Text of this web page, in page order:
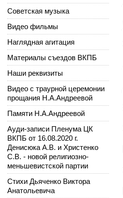
Советская музыка
Видео фильмы
Наглядная агитация
Материалы съездов ВКПБ
Наши реквизиты
Видео с траурной церемонии
прощания Н.А.Андреевой
Памяти Н.А.Андреевой
Ауди-записи Пленума ЦК
ВКПБ от 16.08.2020 г.
Денисюка А.В. и Христенко
С.В. - новой религиозно-
меньшевистской партии
Стихи Дьяченко Виктора
Анатольевича